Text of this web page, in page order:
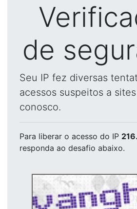
de
Seu IP fez diversas
acessos suspeitos a
conosco.
Para liberar o acesso do IP
responda ao desafio abaixo.